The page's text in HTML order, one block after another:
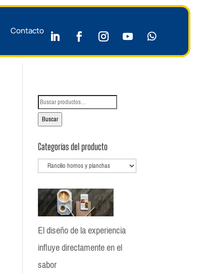
Contacto
Buscar
por:
Buscar
Categorías del producto
El diseño de la experiencia
influye directamente en el
sabor